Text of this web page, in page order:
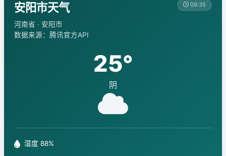
安阳市天气
河南省 · 安阳市
数据来源：腾讯官方API
09:35
25°
阴
湿度 88%